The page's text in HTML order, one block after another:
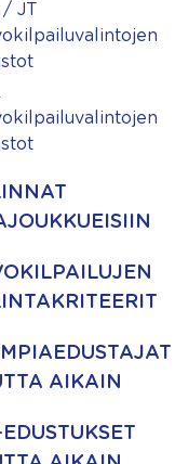
/ JT
AIKAIN